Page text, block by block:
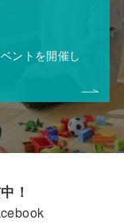
ントを開催し
！